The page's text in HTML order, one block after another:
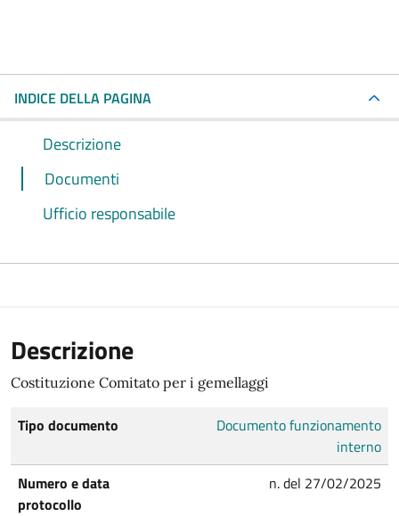
INDICE DELLA PAGINA
Descrizione
Documenti
Ufficio responsabile
Descrizione
Costituzione Comitato per i gemellaggi
Tipo documento
Documento funzionamento
interno
Numero e data
protocollo
n. del 27/02/2025